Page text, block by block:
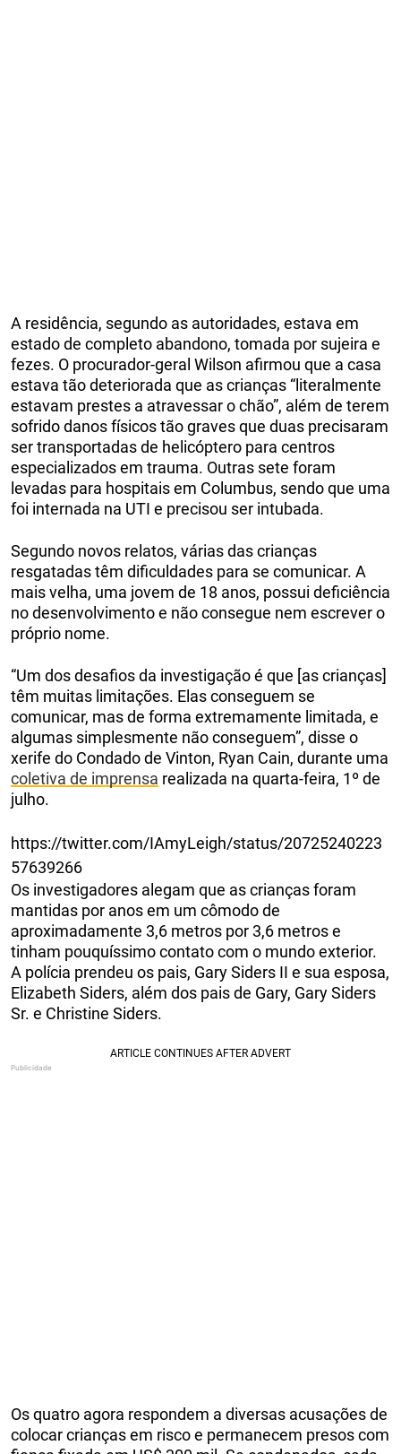
A residência, segundo as autoridades, estava em
estado de completo abandono, tomada por sujeira e
fezes. O procurador-geral Wilson afirmou que a casa
estava tão deteriorada que as crianças “literalmente
estavam prestes a atravessar o chão”, além de terem
sofrido danos físicos tão graves que duas precisaram
ser transportadas de helicóptero para centros
especializados em trauma. Outras sete foram
levadas para hospitais em Columbus, sendo que uma
foi internada na UTI e precisou ser intubada.
Segundo novos relatos, várias das crianças
resgatadas têm dificuldades para se comunicar. A
mais velha, uma jovem de 18 anos, possui deficiência
no desenvolvimento e não consegue nem escrever o
próprio nome.
“Um dos desafios da investigação é que [as crianças]
têm muitas limitações. Elas conseguem se
comunicar, mas de forma extremamente limitada, e
algumas simplesmente não conseguem”, disse o
xerife do Condado de Vinton, Ryan Cain, durante uma
coletiva de imprensa realizada na quarta-feira, 1º de
julho.
https://twitter.com/IAmyLeigh/status/20725240223
57639266
Os investigadores alegam que as crianças foram
mantidas por anos em um cômodo de
aproximadamente 3,6 metros por 3,6 metros e
tinham pouquíssimo contato com o mundo exterior.
A polícia prendeu os pais, Gary Siders II e sua esposa,
Elizabeth Siders, além dos pais de Gary, Gary Siders
Sr. e Christine Siders.
Os quatro agora respondem a diversas acusações de
colocar crianças em risco e permanecem presos com